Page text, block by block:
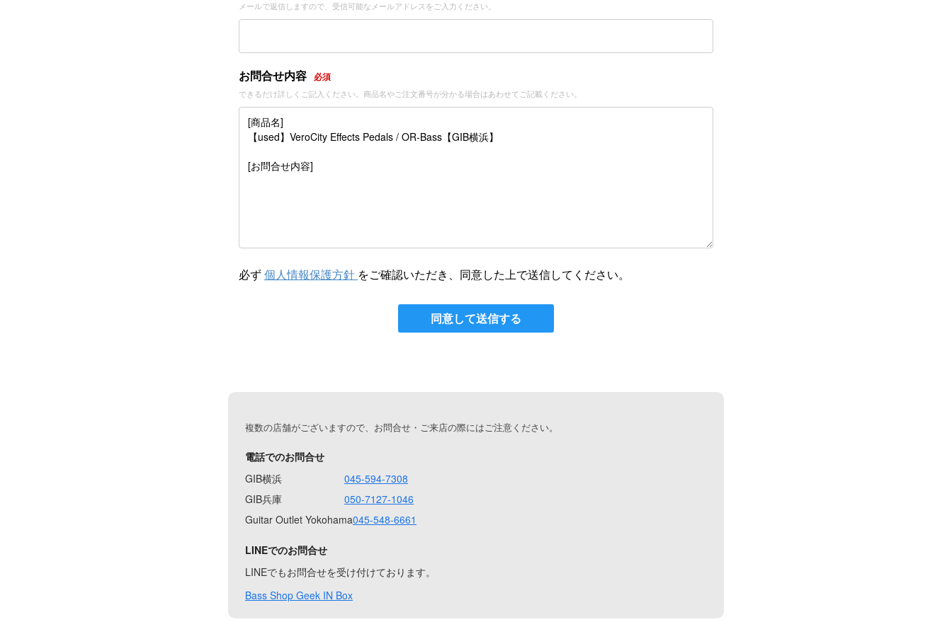
メールで返信しますので、受信可能なメールアドレスをご入力ください。
お問合せ内容 必須
できるだけ詳しくご記入ください。商品名やご注文番号が分かる場合はあわせてご記載ください。
必ず個人情報保護方針 をご確認いただき、同意した上で送信してください。
同意して送信する
複数の店舗がございますので、お問合せ・ご来店の際にはご注意ください。
電話でのお問合せ
GIB横浜
045-594-7308
GIB兵庫
050-7127-1046
Guitar Outlet Yokohama045-548-6661
LINEでのお問合せ
LINEでもお問合せを受け付けております。
Bass Shop Geek IN Box